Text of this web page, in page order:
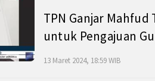
TPN Ganjar
untuk Pengajuan
13 Maret 2024, 18:59 WIB